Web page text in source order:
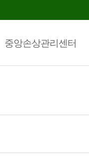
중앙손상관리센터